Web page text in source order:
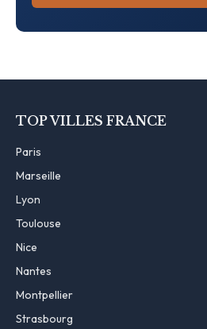
TOP VILLES FRANCE
Paris
Marseille
Lyon
Toulouse
Nice
Nantes
Montpellier
Strasbourg